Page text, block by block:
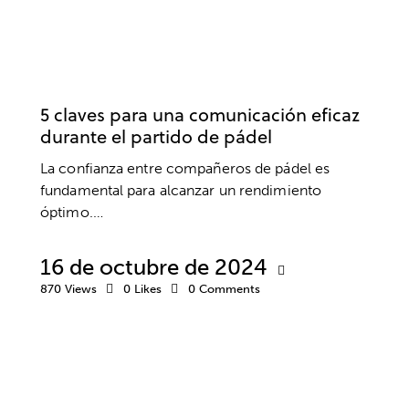
5 claves para una comunicación eficaz
durante el partido de pádel
La confianza entre compañeros de pádel es
fundamental para alcanzar un rendimiento
óptimo.…
16 de octubre de 2024
870 Views 0 Likes 0 Comments